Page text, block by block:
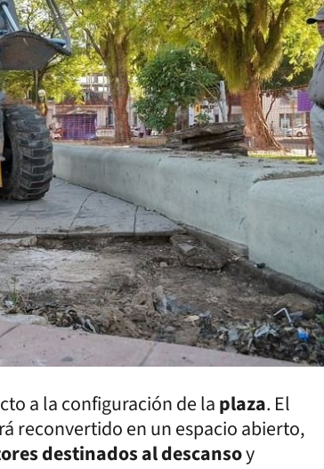
a la configuración de laplaza. El
reconvertido en un espacio abierto,
destinados al descansoy